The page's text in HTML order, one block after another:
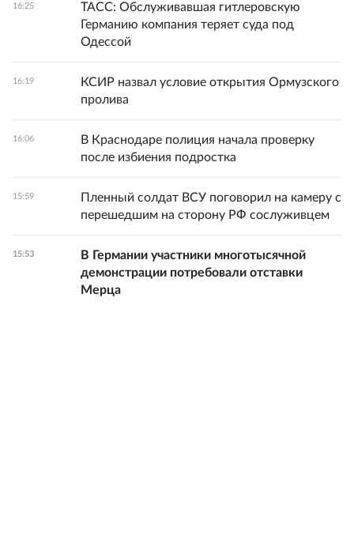
16:25
ТАСС: Обслуживавшая гитлеровскую
Германию компания теряет суда под
Одессой
16:19
КСИР назвал условие открытия Ормузского
пролива
16:06
В Краснодаре полиция начала проверку
после избиения подростка
15:59
Пленный солдат ВСУ поговорил на камеру с
перешедшим на сторону РФ сослуживцем
15:53
В Германии участники многотысячной
демонстрации потребовали отставки
Мерца